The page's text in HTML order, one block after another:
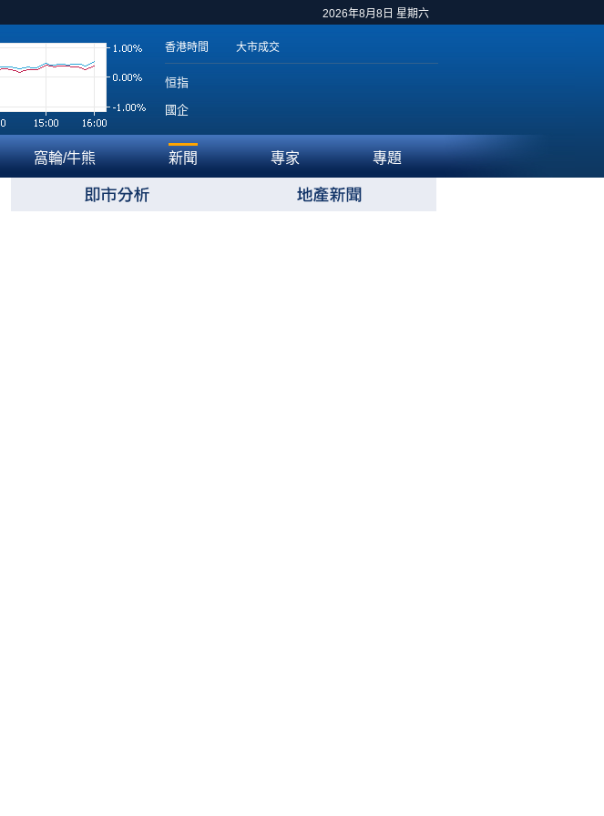
2026年8月8日 星期六
香港時間 大市成交
恒指
國企
窩輪/牛熊 新聞 專家 專題